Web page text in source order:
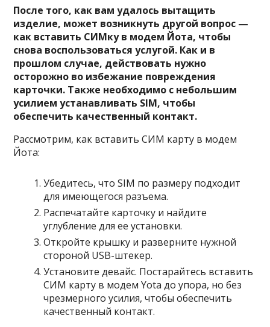
После того, как вам удалось вытащить
изделие, может возникнуть другой вопрос —
как вставить СИМку в модем Йота, чтобы
снова воспользоваться услугой. Как и в
прошлом случае, действовать нужно
осторожно во избежание повреждения
карточки. Также необходимо с небольшим
усилием устанавливать SIM, чтобы
обеспечить качественный контакт.
Рассмотрим, как вставить СИМ карту в модем
Йота:
Убедитесь, что SIM по размеру подходит
для имеющегося разъема.
Распечатайте карточку и найдите
углубление для ее установки.
Откройте крышку и разверните нужной
стороной USB-штекер.
Установите девайс. Постарайтесь вставить
СИМ карту в модем Yota до упора, но без
чрезмерного усилия, чтобы обеспечить
качественный контакт.